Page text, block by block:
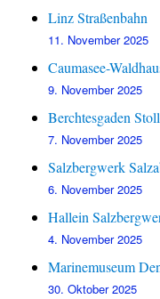
Linz Straßenbahn
11. November 2025
Caumasee-
9. November 2025
Berchtesgaden
7. November 2025
Salzbergwerk
6. November 2025
Hallein
4. November 2025
Marinemuseum
30. Oktober 2025